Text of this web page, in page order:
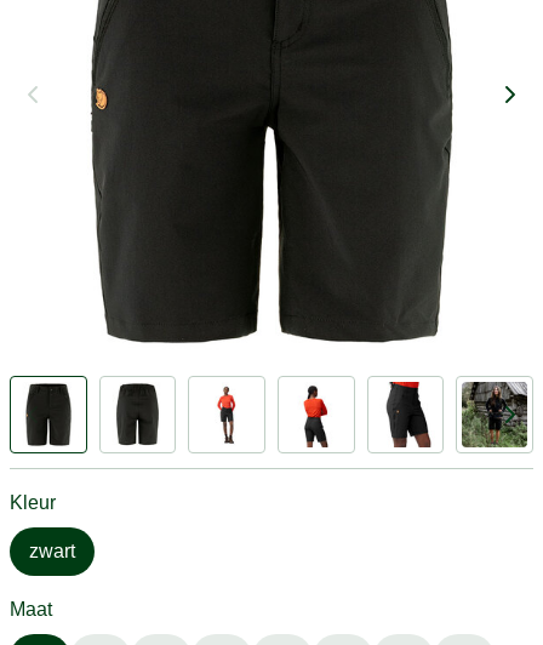
Kleur
zwart
Maat